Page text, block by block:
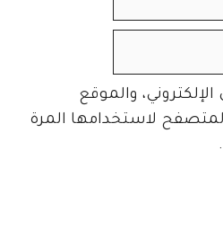
والموقع
لاستخدامها المرة